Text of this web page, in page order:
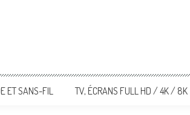
ET SANS-FIL TV, ÉCRANS FULL HD / 4K / 8K